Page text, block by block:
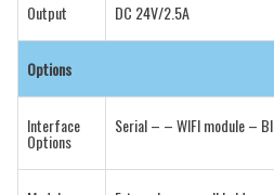
Output DC 24V/2.5A
Options
Interface
Options
Serial – – WIFI module –